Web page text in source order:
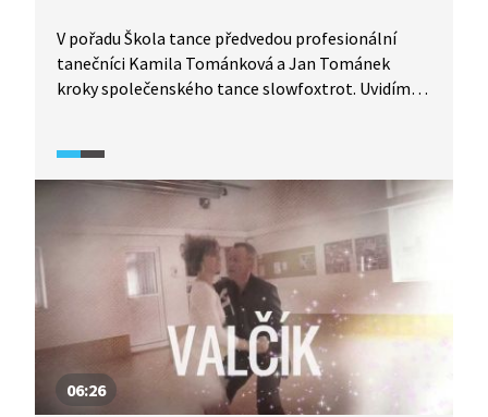
V pořadu Škola tance předvedou profesionální
tanečníci Kamila Tománková a Jan Tománek
kroky společenského tance slowfoxtrot. Uvidíme
naučit. Vyzkoušejte to také.
06:26